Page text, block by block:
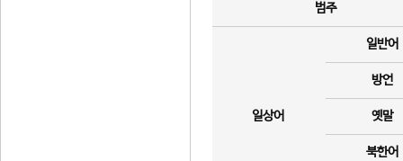
범주
일상어
일반어
방언
옛말
북한어